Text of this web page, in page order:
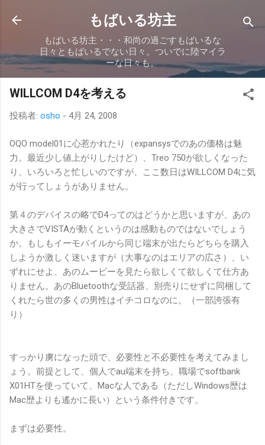
スキップしてメイン コンテンツに移動
もばいる坊主
もばいる坊主・・・和尚の過ごすもばいるな
日々ともばいるでない日々。ついでに陸マイラ
ーな日々も。
WILLCOM D4を考える
投稿者: osho - 4月 24, 2008
OQO model01に心惹かれたり（expansysでのあの価格は魅
力。最近少し値上がりしたけど）、Treo 750が欲しくなった
り、いろいろと忙しいのですが、ここ数日はWILLCOM D4に気
が行ってしょうがありません。
第４のデバイスの略でD4ってのはどうかと思いますが、あの
大きさでVISTAが動くというのは感動ものではないでしょう
か。もしもイーモバイルから同じ端末が出たらどちらを購入
しようか激しく迷いますが（大事なのはエリアの広さ）、い
ずれにせよ、あのムービーを見たら欲しくて欲しくて仕方あ
りません。あのBluetoothな受話器、別売りにせずに同梱して
くれたら世の多くの男性はイチコロなのに。（一部誇張有
り）
すっかり虜になった頭で、必要性と不必要性を考えてみまし
ょう。前提として、個人でau端末を持ち、職場でsoftbank
X01HTを使っていて、Macな人である（ただしWindows歴は
Mac歴よりも遙かに長い）という条件付きです。
まずは必要性。